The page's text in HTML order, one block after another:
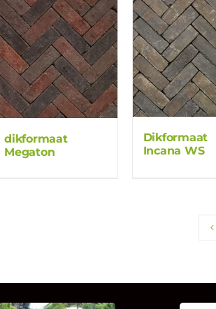
dikformaat
Megaton
Dikformaat
Incana WS